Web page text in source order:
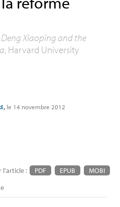
Deng Xiaoping and the
, Harvard University
, le 14 novembre 2012
l'article : PDF EPUB MOBI